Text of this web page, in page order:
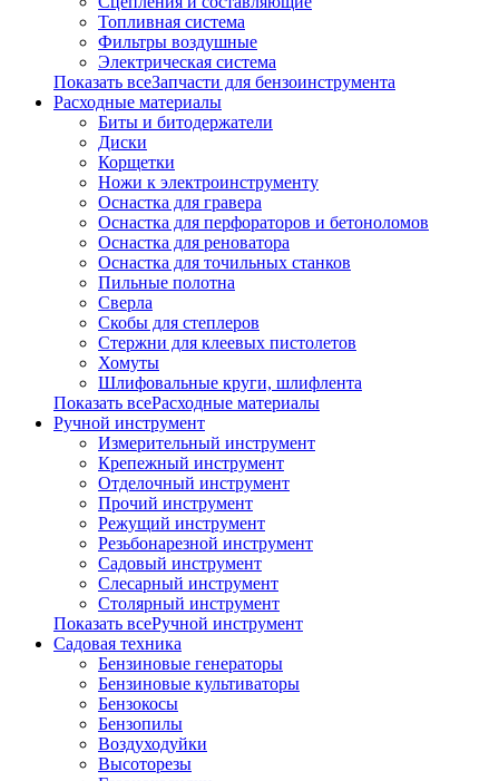
Топливная система
Фильтры воздушные
Электрическая система
Показать всеЗапчасти для бензоинструмента
Расходные материалы
Биты и битодержатели
Диски
Корщетки
Ножи к электроинструменту
Оснастка для гравера
Оснастка для перфораторов и бетоноломов
Оснастка для реноватора
Оснастка для точильных станков
Пильные полотна
Сверла
Скобы для степлеров
Стержни для клеевых пистолетов
Хомуты
Шлифовальные круги, шлифлента
Показать всеРасходные материалы
Ручной инструмент
Измерительный инструмент
Крепежный инструмент
Отделочный инструмент
Прочий инструмент
Режущий инструмент
Резьбонарезной инструмент
Садовый инструмент
Слесарный инструмент
Столярный инструмент
Показать всеРучной инструмент
Садовая техника
Бензиновые генераторы
Бензиновые культиваторы
Бензокосы
Бензопилы
Воздуходуйки
Высоторезы